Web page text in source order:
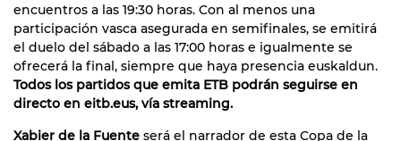
encuentros a las 19:30 horas. Con al menos una
participación vasca asegurada en semifinales, se emitirá
el duelo del sábado a las 17:00 horas e igualmente se
ofrecerá la final, siempre que haya presencia euskaldun.
Todos los partidos que emita ETB podrán seguirse en
directo en eitb.eus, vía streaming.
Xabier de la Fuente será el narrador de esta Copa de la